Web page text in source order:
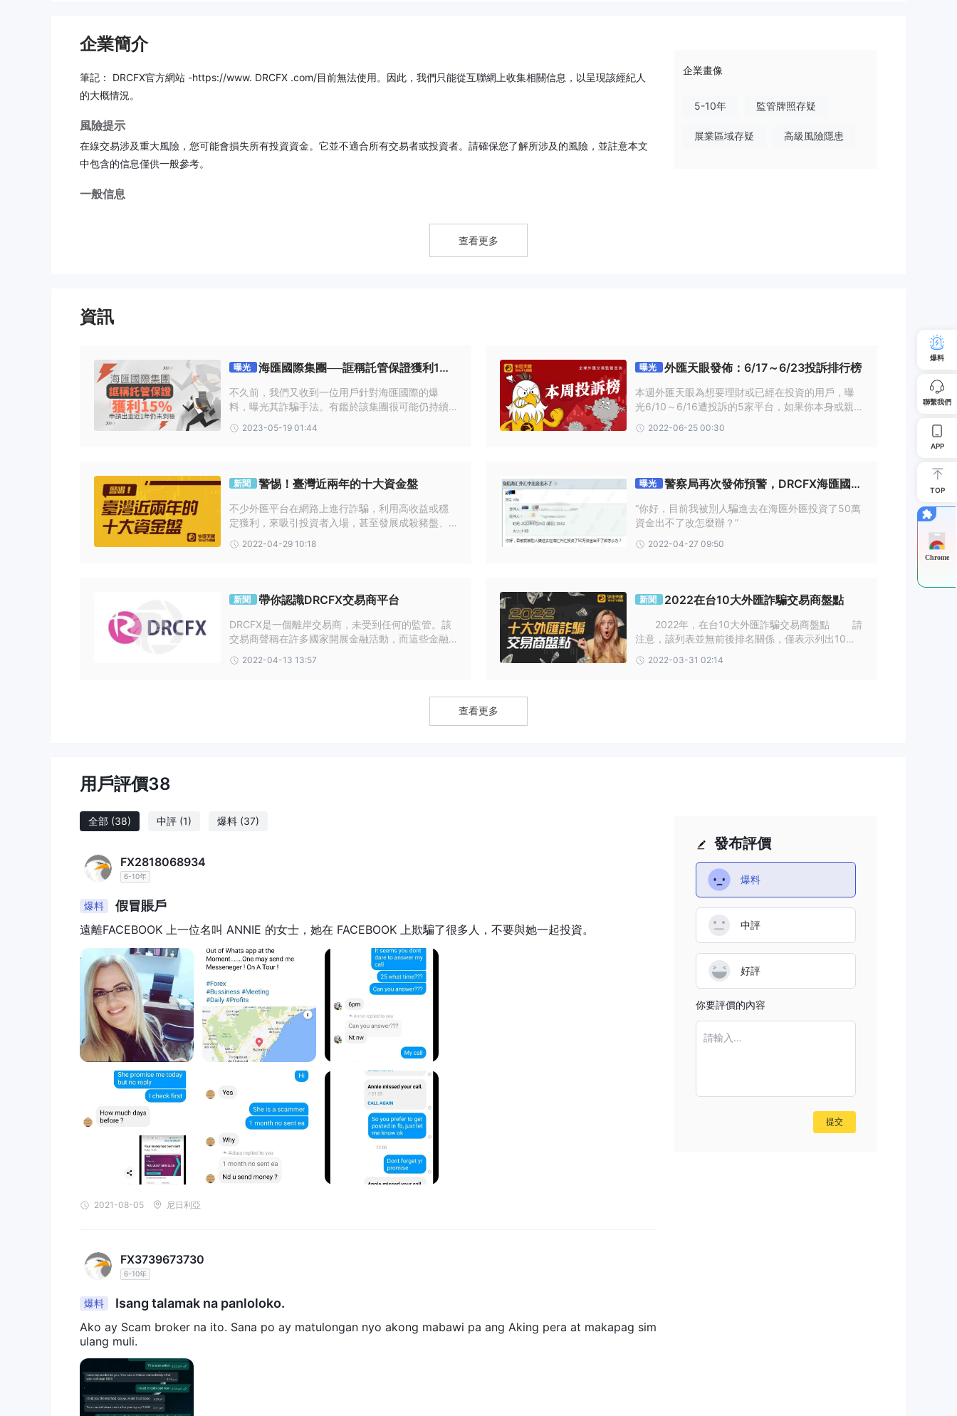
企業簡介
筆記： DRCFX官方網站 -https://www. DRCFX .com/目前無法使用。因此，我們只能從互聯網上收集相關信息，以呈現該經紀人
的大概情況。
風險提示
在線交易涉及重大風險，您可能會損失所有投資資金。它並不適合所有交易者或投資者。請確保您了解所涉及的風險，並註意本文
中包含的信息僅供一般參考。
一般信息
不受其所在地區任何知名監管機構的監管。 DRCFX可能在許多國家運營，而沒有其國家知名監管機構要求的
優點缺點
DRCFX替代經紀人
有許多替代經紀人 DRCFX取決於交易者的具體需求和偏好。一些流行的選擇包括：
達爾文 -具有獨特交易模式的信譽良好的經紀商，獎勵熟練的交易者，使其適合那些對社交交易和投資策略感興趣的人。
外匯俱樂部 -一家成熟的經紀商，提供廣泛的交易工具和教育資源，使其成為初學者和經驗豐富的交易者的理想選擇。
是 DRCFX安全還是騙局？
根據提供的信息，事實是DRCFX缺乏有效的監管，其網站目前不可用引發了對經紀人安全性和合法性的擔憂。缺乏適當的監
管意味著沒有監督或問責制，從而增加了潛在詐騙或欺詐活動的風險。強烈建議交易者在與不受監管且無法訪問的經紀人（如
DRCFX.必須優先考慮資金安全，並選擇能為客戶提供透明度和保護的受監管經紀商。
: 廣泛的投資產品選擇，以幫助建立多元化的投資組合
: 交易工具、資源和支持
財富管理: 幫助您實現特定目標的財務顧問
投資諮詢: 經驗豐富的投資組合經理提供的多種投資策略
: 革命性的全自動投資諮詢服務
此外，MT4 可通過網絡瀏覽器
見下方交易平台對比表：
交易者只能通過以下方式聯繫公司的客戶服務團隊
在我們的網站上，您可以看到一些 無法提款和詐騙的報告
.鼓勵交易者仔細審查可用信息並考慮與在不受監管的平台上交易相關
的風險。您可以在交易前查看我們的平台信息。如果您發現此類欺詐經紀人或曾經是其中的受害者，請在曝光部分告訴我們，我們
將不勝感激，我們的專家團隊將盡一切可能為您解決問題。
結論
根據現有信息，重要的是要注意 DRCFX是一個不受監管的經紀人，並且有與提款和潛在詐騙有關的問題的報告
引發了對該平台的安全性和可靠性的擔憂。強烈建議交易者謹慎行事，徹底研究並考慮與在不受監管的平台上交易相關的風險。建
議選擇提供透明度、問責制和投資者保護的受監管經紀人。
常見問題 (FAQ)
企業畫像
5-10年 監管牌照存疑
展業區域存疑 高級風險隱患
查看更多
資訊
曝光
海匯國際集團──誆稱託管保證獲利1
5%，申請出金近1年仍未到帳
不久前，我們又收到一位用戶針對海匯國際的爆
料，曝光其詐騙手法。有鑑於該集團很可能仍持續
免有更多人受騙。
2023-05-19 01:44
曝光 外匯天眼發佈：6/17～6/23投訴排行榜
本週外匯天眼為想要理財或已經在投資的用戶，曝
光6/10～6/16遭投訴的5家平台，如果你本身或親
2022-06-25 00:30
新聞 警惕！臺灣近兩年的十大資金盤
不少外匯平台在網路上進行詐騙，利用高收益或穩
定獲利，來吸引投資者入場，甚至發展成殺豬盤、
灣行騙的資金盤，請投資者注意警惕：
2022-04-29 10:18
曝光
警察局再次發佈預警，DRCFX海匯國際
已窮途末路！有人50萬無法出金！
“你好，目前我被別人騙進去在海匯外匯投資了50萬
資金出不了改怎麼辦？”
2022-04-27 09:50
新聞 帶你認識DRCFX交易商平台
DRCFX是一個離岸交易商，未受到任何的監管。該
交易商聲稱在許多國家開展金融活動，而這些金融
CNMV等的監管。預防外匯詐騙，就上外匯天眼。
2022-04-13 13:57
新聞 2022在台10大外匯詐騙交易商盤點
2022年，在台10大外匯詐騙交易商盤點 請
注意，該列表並無前後排名關係，僅表示列出10家
資訊，請投資者進行一定的媒體識讀。
2022-03-31 02:14
查看更多
用戶評價38
全部 (38) 中評 (1) 爆料 (37)
FX2818068934
6-10年
爆料 假冒賬戶
遠離FACEBOOK 上一位名叫 ANNIE 的女士，她在 FACEBOOK 上欺騙了很多人，不要與她一起投資。
2021-08-05 尼日利亞
FX3739673730
6-10年
爆料 Isang talamak na panloloko.
Ako ay Scam broker na ito. Sana po ay matulongan nyo akong mabawi pa ang Aking pera at makapag sim
ulang muli.
發布評價
爆料
中評
好評
你要評價的內容
請輸入...
提交
爆料
聯繫我們
APP
TOP
Chrome